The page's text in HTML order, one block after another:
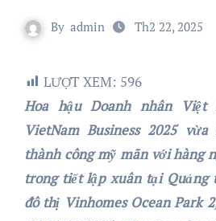
By admin Th2 22, 2025
LƯỢT XEM: 596
Hoa hậu Doanh nhân Việt Nam 2025 – Miss
VietNam Business 2025
thành công mỹ mãn với hàng
trong tiết lập xuân tại Quảng
đô thị Vinhomes Ocean Park